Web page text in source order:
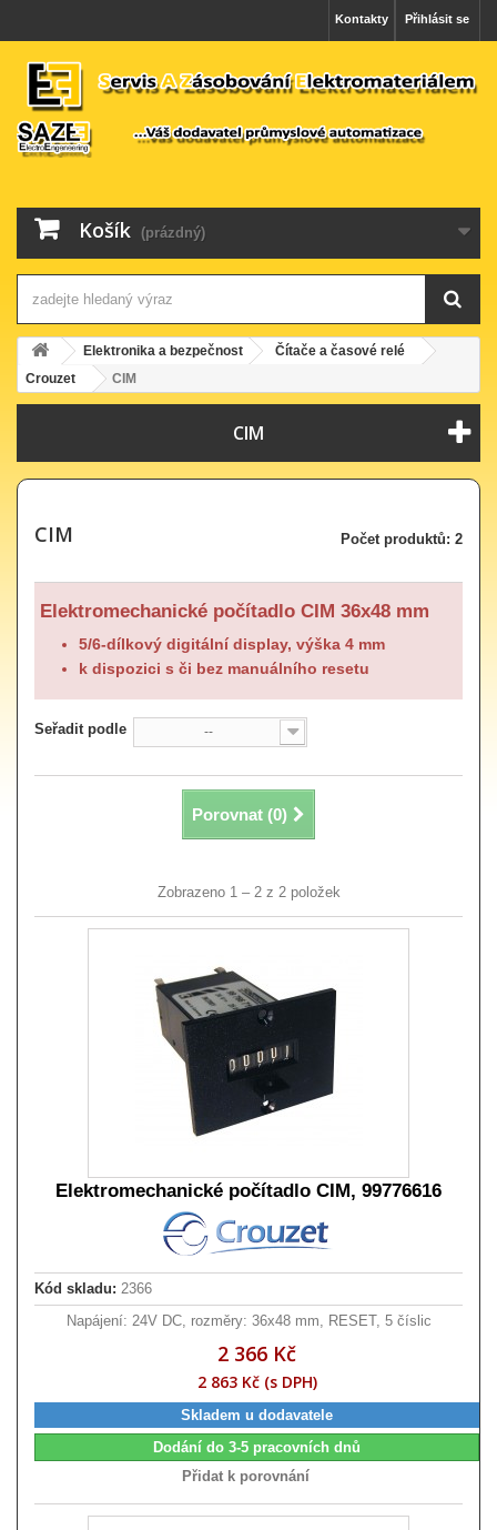
Přihlásit se
Kontakty
Košík (prázdný)
Elektronika a bezpečnost
Čítače a časové relé
Crouzet
CIM
CIM
CIM Počet produktů: 2
Elektromechanické počítadlo CIM 36x48 mm
5/6-dílkový digitální display, výška 4 mm
k dispozici s či bez manuálního resetu
Seřadit podle --
Porovnat (0)
Zobrazeno 1 – 2 z 2 položek
Elektromechanické počítadlo CIM, 99776616
Kód skladu: 2366
Napájení: 24V DC, rozměry: 36x48 mm, RESET, 5 číslic
2 366 Kč
2 863 Kč (s DPH)
Skladem u dodavatele
Dodání do 3-5 pracovních dnů
Přidat k porovnání